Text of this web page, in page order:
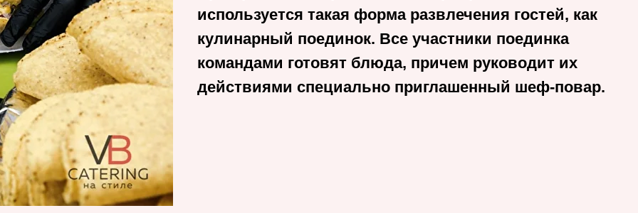
используется такая форма развлечения гостей, как
кулинарный поединок. Все участники поединка
командами готовят блюда, причем руководит их
действиями специально приглашенный шеф-повар.